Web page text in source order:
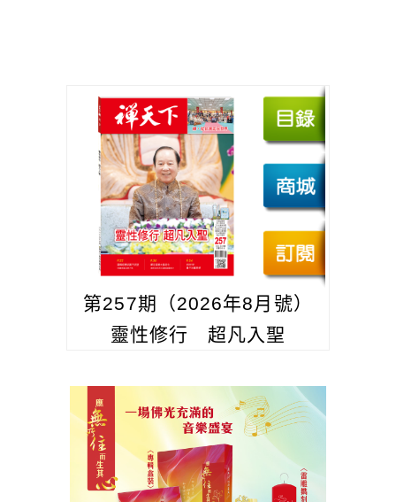
第257期（2026年8月號）
靈性修行 超凡入聖